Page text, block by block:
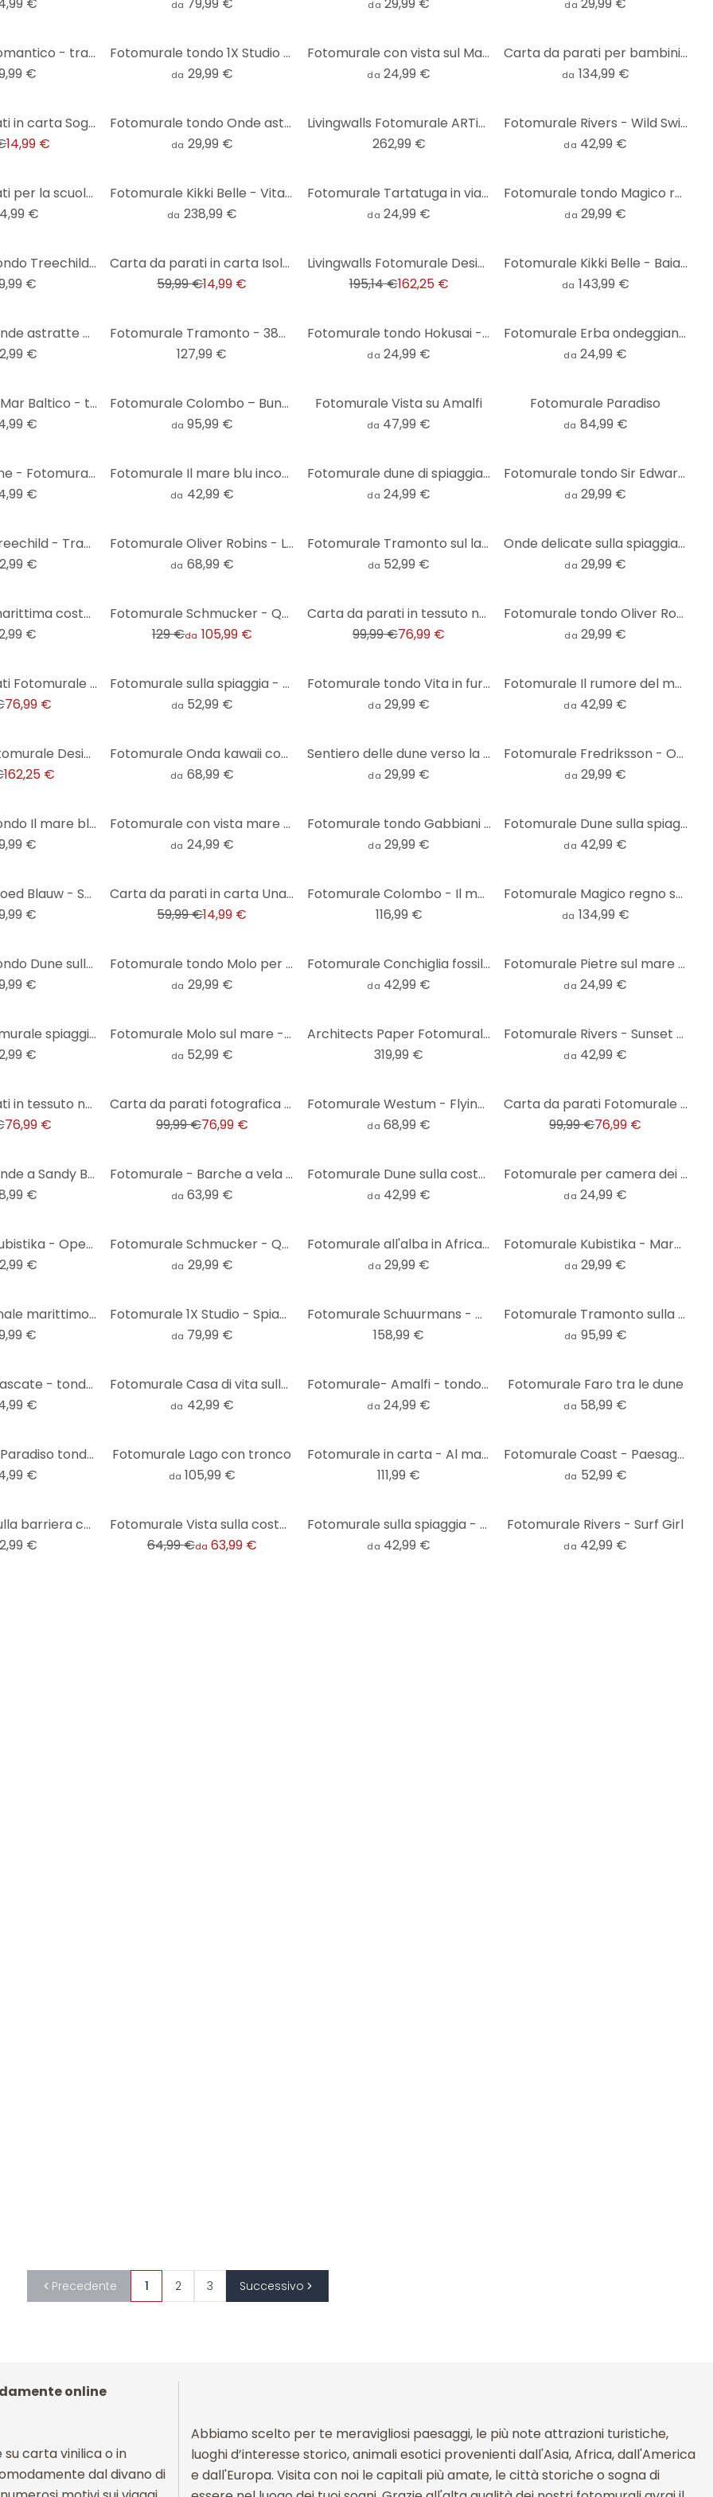
da da da
Fotomurale romantico - tramonto sulla spiaggia e sul mare - Sisi & Seb - Round - carta da parati in
€
Fotomurale tondo 1X Studio - Via per la spiaggia - carta da parati in tessuto non tessuto/carta da p
da 29,99 €
Fotomurale con vista sul Mar Baltico - rotondo - carta da parati in tessuto non tessuto/carta da par
da 24,99 €
Carta da parati per bambini avventura subacquea con animali marini - blu - Oliver Robins
da 134,99 €
Carta da parati in carta Sognando le Maldive
14,99 €
Fotomurale tondo Onde astratte nella luce del tramonto - Alpenglow Workshop - carta da parati in tes
da 29,99 €
Livingwalls Fotomurale ARTist -Underwater
262,99 €
Fotomurale Rivers - Wild Swim
da 42,99 €
Carta da parati per la scuola materna - Balene e i loro amici nel mondo sottomarino - Oliver Robins
€
Fotomurale Kikki Belle - Vita marina
da 238,99 €
Fotomurale Tartatuga in viaggio - tondo - carta da parati in tessuto non tessuto/carta da parati in
da 24,99 €
Fotomurale tondo Magico regno sottomarino delle sirene - Oliver Robins - carta da parati in tessuto
da 29,99 €
Fotomurale tondo Treechild - Tramonto sulle dune - carta da parati in tessuto non tessuto/carta da p
€
Carta da parati in carta Isola tropicale
59,99 €14,99 €
Livingwalls Fotomurale Designwalls - Il faro
195,14 €162,25 €
Fotomurale Kikki Belle - Baia dei Pirati
da 143,99 €
Fotomurale Onde astratte nella luce del tramonto - Alpenglow Workshop
€
Fotomurale Tramonto - 384x260 cm
127,99 €
Fotomurale tondo Hokusai - La grande onda - carta da parati in tessuto non tessuto/carta da parati i
da 24,99 €
Fotomurale Erba ondeggiante - tondo - carta da parati in tessuto non tessuto/carta da parati in tess
da 24,99 €
Fotomurale - Mar Baltico - tondo - carta da parati in tessuto non tessuto/carta da parati in tessuto
€
Fotomurale Colombo – Bungalow alle Maldive
da 95,99 €
Fotomurale Vista su Amalfi
da 47,99 €
Fotomurale Paradiso
da 84,99 €
Faro tra le dune - Fotomurale rotondo - carta da parati in tessuto non tessuto/carta da parati in te
€
Fotomurale Il mare blu incontra il cielo rosa in Grecia - Sisi & Seb
da 42,99 €
Fotomurale dune di spiaggia - rotondo - carta da parati in tessuto non tessuto/carta da parati in te
da 24,99 €
Fotomurale tondo Sir Edward - Abitante del corallo - carta da parati in tessuto non tessuto/carta da
da 29,99 €
Fotomurale Treechild - Tramonto sulle dune
€
Fotomurale Oliver Robins - L'Arca di Noè
da 68,99 €
Fotomurale Tramonto sul lago
da 52,99 €
Onde delicate sulla spiaggia - Sisi & Seb - Fotomurale rotondo - carta da parati in tessuto non tess
da 29,99 €
Fotomurale marittima costa spiaggia all'alba in Africa - Hugonnard
€
Fotomurale Schmucker - Quiete
129 €da 105,99 €
Carta da parati in tessuto non tessuto Fotomurale detto beige blu - 3,75 x 2,50 m - Carta da parati
99,99 €76,99 €
Fotomurale tondo Oliver Robins - Friends Underwater - carta da parati in tessuto non tessuto/carta d
da 29,99 €
Carta da parati Fotomurale tramonto beige viola - 3,75 x 2,50 m - Carta da parati in tessuto non tes
76,99 €
Fotomurale sulla spiaggia - Onde delicate sulla spiaggia - Sisi & Seb
da 52,99 €
Fotomurale tondo Vita in furgone - vacanza al mare - Rivers - carta da parati in tessuto non tessuto
da 29,99 €
Fotomurale Il rumore del mare - 1X Studio
da 42,99 €
Livingwalls Fotomurale Designwalls - Spiaggia
162,25 €
Fotomurale Onda kawaii con arcobaleno e Monte Fuji
da 68,99 €
Sentiero delle dune verso la spiaggia - Fotomurale - Hobday - Rotonda - carta da parati in tessuto n
da 29,99 €
Fotomurale Fredriksson - Onde - tondo - carta da parati in tessuto non tessuto/carta da parati in te
da 29,99 €
Fotomurale tondo Il mare blu incontra il cielo rosa in Grecia - Sisi & Seb - carta da parati in tess
€
Fotomurale con vista mare - rotondo - carta da parati in tessuto non tessuto/carta da parati in tess
da 24,99 €
Fotomurale tondo Gabbiani sulla spiaggia - SpaceFrog Designs - carta da parati in tessuto non tessut
da 29,99 €
Fotomurale Dune sulla spiaggia - 1X Studio
da 42,99 €
Fotomurale Goed Blauw - Sott'acqua - tondo - carta da parati in tessuto non tessuto/carta da parati
€
Carta da parati in carta Una giornata perfetta
59,99 €14,99 €
Fotomurale Colombo - Il mondo sottomarino
116,99 €
Fotomurale Magico regno sottomarino delle sirene - Oliver Robins
da 134,99 €
Fotomurale tondo Dune sulla costa olandese - Zwart - carta da parati in tessuto non tessuto/carta da
€
Fotomurale tondo Molo per la spiaggia - 1X Studio - carta da parati in tessuto non tessuto/carta da
da 29,99 €
Fotomurale Conchiglia fossile - Shot-by-Clint
da 42,99 €
Fotomurale Pietre sul mare - Rotondo - carta da parati in tessuto non tessuto/carta da parati in tes
da 24,99 €
Spiaggia Fotomurale spiaggia di palme nei mari del sud - Colombo
€
Fotomurale Molo sul mare - Sisi & Seb
da 52,99 €
Architects Paper Fotomurale - Atelier 47 Spiaggia di notte
319,99 €
Fotomurale Rivers - Sunset Swim
da 42,99 €
Carta da parati in tessuto non tessuto Fotomurale blu beige - 3,75 x 2,50 m - Carta da parati in tes
76,99 €
Carta da parati fotografica Fotomurale con dune azzurro beige - 3,75 x 2,50 m - Carta da parati in t
99,99 €76,99 €
Fotomurale Westum - Flying into the waves
da 68,99 €
Carta da parati Fotomurale tramonto rosa blu - Carta da parati in tessuto non tessuto 3,75 m x 2,50
99,99 €76,99 €
Fotomurale Onde a Sandy Bay - Hobday
€
Fotomurale - Barche a vela nel porto
da 63,99 €
Fotomurale Dune sulla costa olandese - Zwart
da 42,99 €
Fotomurale per camera dei bambini barriera corallina in laguna blu - DigitalArtsi - Rotondo - autoad
da 24,99 €
Fotomurale Kubistika - Open Lake
€
Fotomurale Schmucker - Quiete - tondo - carta da parati in tessuto non tessuto/carta da parati in te
da 29,99 €
Fotomurale all'alba in Africa - Hugonnard - Round - carta da parati in tessuto non tessuto/carta da
da 29,99 €
Fotomurale Kubistika - Mare aperto tondo - carta da parati in tessuto non tessuto/carta da parati in
da 29,99 €
Paesaggio dunale marittimo Fotomurale sul Mare del Nord - Annie - Rotonda - carta da parati in tessu
€
Fotomurale 1X Studio - Spiaggia di sabbia
da 79,99 €
Fotomurale Schuurmans - Dune 384x260 cm
158,99 €
Fotomurale Tramonto sulla spiaggia
da 95,99 €
Fotomurale Cascate - tondo - carta da parati in tessuto non tessuto/carta da parati in tessuto non t
€
Fotomurale Casa di vita sulla spiaggia - Rivers
da 42,99 €
Fotomurale- Amalfi - tondo - carta da parati in tessuto non tessuto/carta da parati in tessuto non
da 24,99 €
Fotomurale Faro tra le dune
da 58,99 €
Fotomurale - Paradiso tondo - carta da parati in tessuto non tessuto/carta da parati in tessuto non
€
Fotomurale Lago con tronco
da 105,99 €
Fotomurale in carta - Al mare
111,99 €
Fotomurale Coast - Paesaggio di dune sul Mare del Nord - Annie
da 52,99 €
Fotomurale sulla barriera corallina nella laguna blu - DigitalArtsi
€
Fotomurale Vista sulla costa - Sisi & Seb
64,99 €da 63,99 €
Fotomurale sulla spiaggia - palme tropicali sulla spiaggia - Sisi & Seb
da 42,99 €
Fotomurale Rivers - Surf Girl
da 42,99 €
Precedente 1 2 3 Successivo
online
carta vinilica o in
dal divano di
Abbiamo scelto per te meravigliosi paesaggi, le più note attrazioni turistiche,
luoghi d’interesse storico, animali esotici provenienti dall'Asia, Africa, dall'America
e dall'Europa. Visita con noi le capitali più amate, le città storiche o sogna di